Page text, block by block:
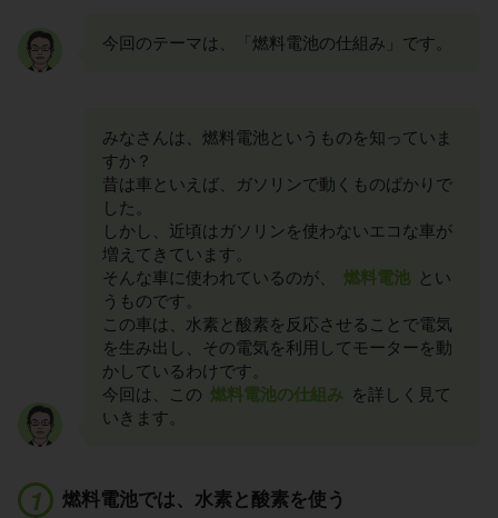
今回のテーマは、「燃料電池の仕組み」です。
みなさんは、燃料電池というものを知っていま
すか？
昔は車といえば、ガソリンで動くものばかりで
した。
しかし、近頃はガソリンを使わないエコな車が
増えてきています。
そんな車に使われているのが、
燃料電池 とい
うものです。
この車は、水素と酸素を反応させることで電気
を生み出し、その電気を利用してモーターを動
かしているわけです。
今回は、この 燃料電池の仕組み を詳しく見て
いきます。
燃料電池では、水素と酸素を使う